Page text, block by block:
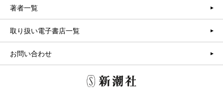
著者一覧
取り扱い電子書店一覧
お問い合わせ